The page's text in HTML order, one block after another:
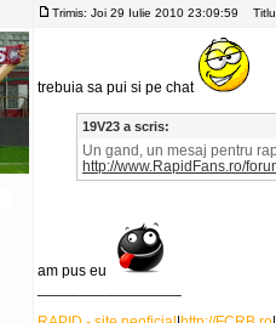
Trimis: Joi 29 Iulie 2010 23:09:59
trebuia sa pui si pe chat
19V23 a scris:
Un gand, un mesaj pentru
http://www.RapidFans.ro/
am pus eu